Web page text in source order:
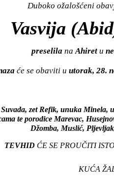
Duboko ožalošćeni
Vasvija
preselila naAhiret u
će se obaviti u utorak, 28.
zet Refik, unuka Minela,
te porodice Marevac,
Džomba, Muslić,
TEVHID ĆE SE PROUČITI
KUĆA